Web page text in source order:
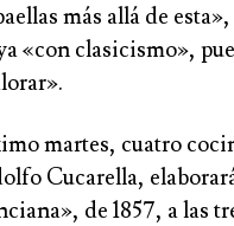
más allá de
«con clasicismo»,
martes, cuatro
Cucarella,
de 1857, a las